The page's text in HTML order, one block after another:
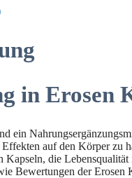
in Erosen
ein
auf den Körper zu
Kapseln, die
Bewertungen der Erosen